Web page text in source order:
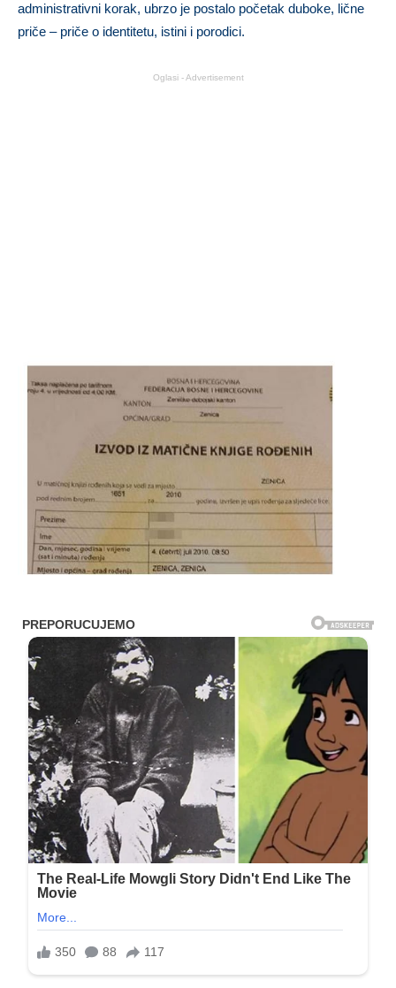
administrativni korak, ubrzo je postalo početak duboke, lične
priče – priče o identitetu, istini i porodici.
Oglasi - Advertisement